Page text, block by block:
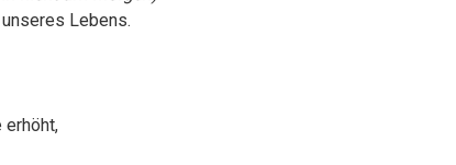
Lebens.